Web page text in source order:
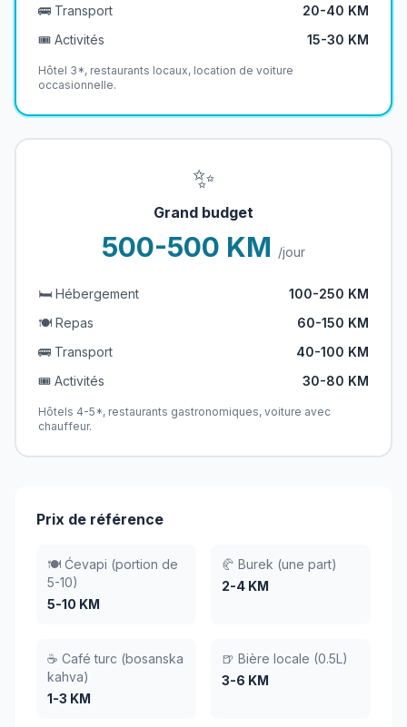
🚌 Transport
20-40 KM
🎟️ Activités
15-30 KM
Hôtel 3*, restaurants locaux, location de voiture
occasionnelle.
✨
Grand budget
500-500 KM /jour
🛏️ Hébergement
100-250 KM
🍽️ Repas
60-150 KM
🚌 Transport
40-100 KM
🎟️ Activités
30-80 KM
Hôtels 4-5*, restaurants gastronomiques, voiture avec
chauffeur.
Prix de référence
🍽️ Ćevapi (portion de
5-10)
5-10 KM
🥐 Burek (une part)
2-4 KM
☕ Café turc (bosanska
kahva)
1-3 KM
🍺 Bière locale (0.5L)
3-6 KM